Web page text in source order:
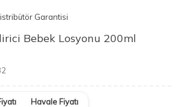
Garantisi
Bebek Losyonu 200ml
Havale Fiyatı